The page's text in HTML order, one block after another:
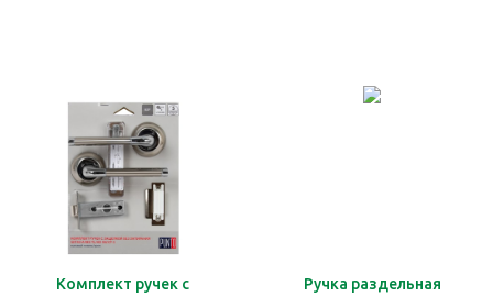
Комплект ручек с
Ручка раздельная